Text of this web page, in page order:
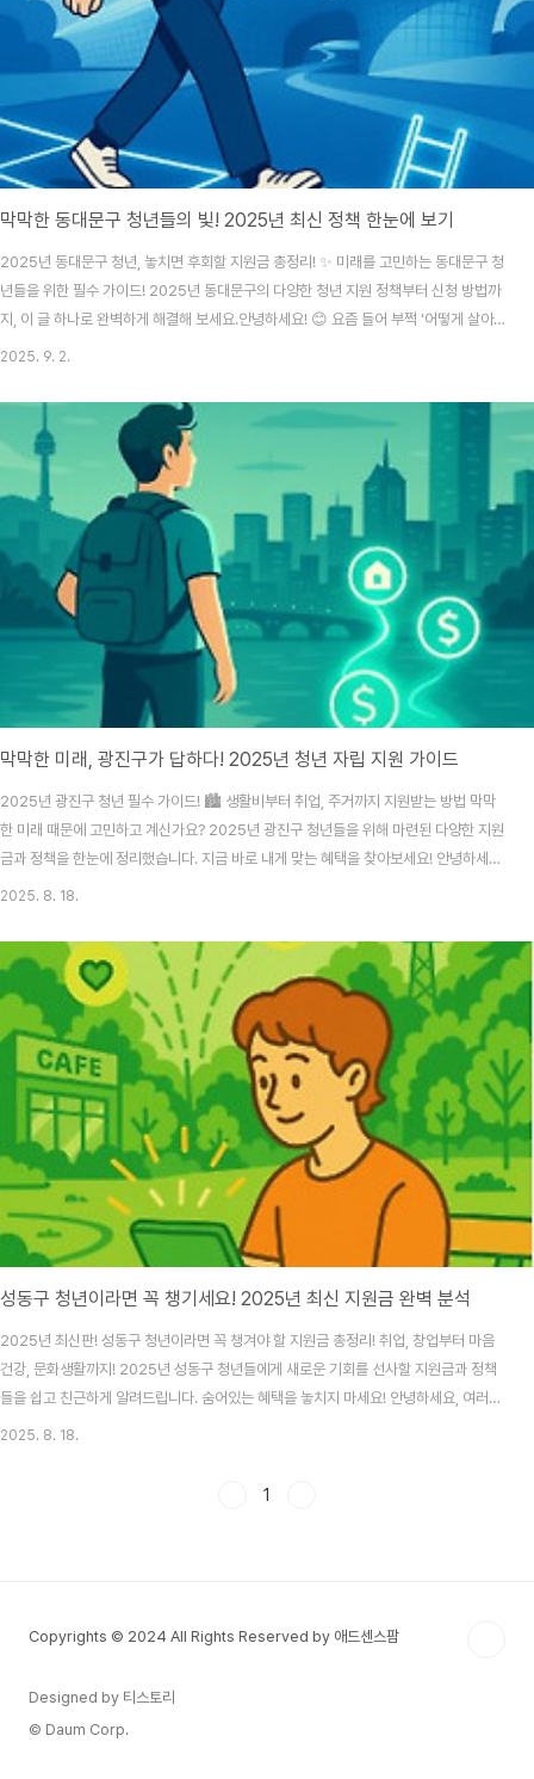
막막한 동대문구 청년들의 빛! 2025년 최신 정책 한눈에 보기
2025년 동대문구 청년, 놓치면 후회할 지원금 총정리! ✨ 미래를 고민하는 동대문구 청
년들을 위한 필수 가이드! 2025년 동대문구의 다양한 청년 지원 정책부터 신청 방법까
지, 이 글 하나로 완벽하게 해결해 보세요.안녕하세요! 😊 요즘 들어 부쩍 '어떻게 살아야
할까?' 같은 고민이 많아지는 것 같아요. 특히 서울에서 생활하는 청년이라면, 팍팍한 물
들을 위한 어떤 혜택이 있을까?' 궁금해지실텐데요. 솔직히 말해서 복잡하고 어렵게 느
껴져서 찾아볼 엄두를 못 내고 있을거라 생각이 듭니다.그런데, 생각보다 훨씬 다양하고
유용한 지원 정책들이 많다는 사실에 놀랐어요! 생활비를 줄여주는 정책부터, 취업을 돕
는 교육, 심지어 ..
2025. 9. 2.
막막한 미래, 광진구가 답하다! 2025년 청년 자립 지원 가이드
2025년 광진구 청년 필수 가이드! 🏙️ 생활비부터 취업, 주거까지 지원받는 방법 막막
한 미래 때문에 고민하고 계신가요? 2025년 광진구 청년들을 위해 마련된 다양한 지원
금과 정책을 한눈에 정리했습니다. 지금 바로 내게 맞는 혜택을 찾아보세요! 안녕하세요,
여러분! 👋 요즘 물가도 너무 오르고 취업도 쉽지 않아 걱정이 많아요. 솔직히 말해서 '정
니까, 생각보다 훨씬 다양한 분야에서 우리를 도와주는 정책들이 정말 많더라고요. 특히
2025년에는 청년들의 생활 안정과 자립을 돕기 위해 새로운 지원 사업들도 많이 생긴
것 같아요. 😊이 글은 저처럼 지원금 신청을 망설이거나, 어떤 혜택이 있는지 몰라서 놓
치고 있는 광진..
2025. 8. 18.
성동구 청년이라면 꼭 챙기세요! 2025년 최신 지원금 완벽 분석
2025년 최신판! 성동구 청년이라면 꼭 챙겨야 할 지원금 총정리! 취업, 창업부터 마음
건강, 문화생활까지! 2025년 성동구 청년들에게 새로운 기회를 선사할 지원금과 정책
들을 쉽고 친근하게 알려드립니다. 숨어있는 혜택을 놓치지 마세요! 안녕하세요, 여러분!
😊 저도 한때 취업 준비와 막막한 미래 때문에 고민이 많았던 성동구 청년입니다. 솔직
2025. 8. 18.
1
Copyrights © 2024 All Rights Reserved by 애드센스팜
Designed by 티스토리
© Daum Corp.